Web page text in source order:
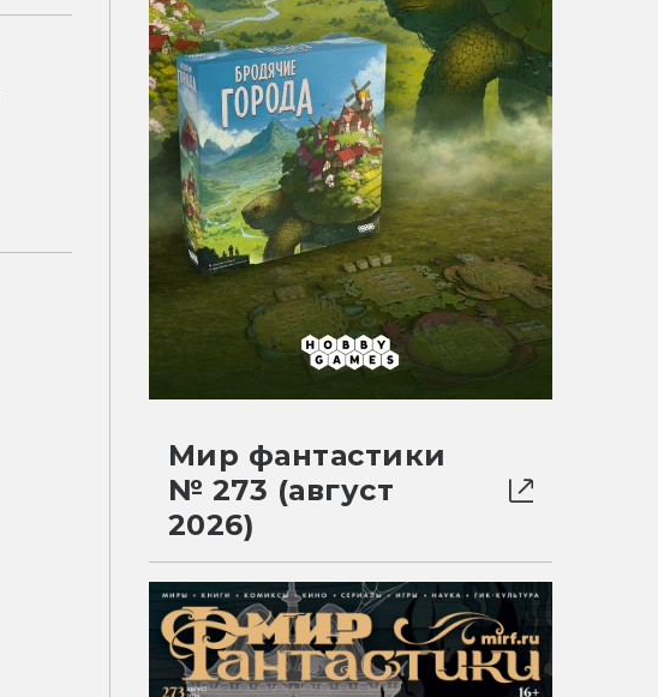
Мир фантастики
№ 273 (август
2026)